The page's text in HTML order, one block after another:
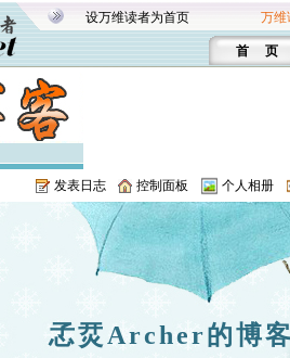
设万维读者为首页 万维
首 页
发表日志 控制面板 个人相册
孞烎Archer的博